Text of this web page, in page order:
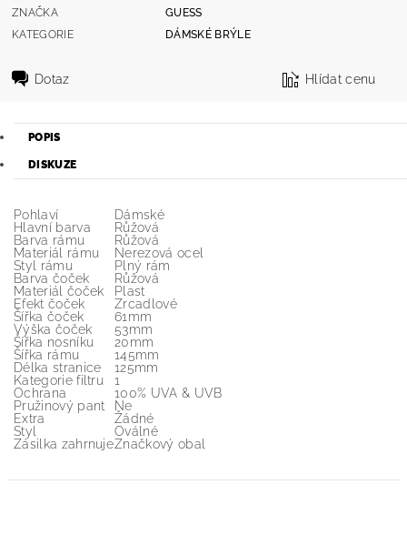
ZNAČKA
GUESS
KATEGORIE
DÁMSKÉ BRÝLE
Dotaz Hlídat cenu
POPIS
DISKUZE
Pohlaví
Dámské
Hlavní barva
Růžová
Barva rámu
Růžová
Materiál rámu
Nerezová ocel
Styl rámu
Plný rám
Barva čoček
Růžová
Materiál čoček
Plast
Efekt čoček
Zrcadlové
Šířka čoček
61mm
Výška čoček
53mm
Šířka nosníku
20mm
Šířka rámu
145mm
Délka stranice
125mm
Kategorie filtru
1
Ochrana
100% UVA & UVB
Pružinový pant
Ne
Extra
Žádné
Styl
Oválné
Zásilka zahrnujeZnačkový obal